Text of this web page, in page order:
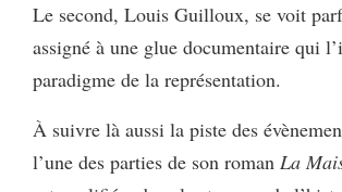
Le second, Louis Guilloux, se voit
assigné à une glue documentaire qui
paradigme de la représentation.
À suivre là aussi la piste des
l’une des parties de son roman La